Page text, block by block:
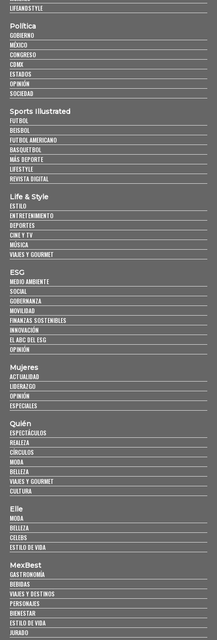
LIFEANDSTYLE
Política
GOBIERNO
MÉXICO
CONGRESO
CDMX
ESTADOS
OPINIÓN
SOCIEDAD
Sports Illustrated
FUTBOL
BEISBOL
FUTBOL AMERICANO
BASQUETBOL
MÁS DEPORTE
LIFESTYLE
REVISTA DIGITAL
Life & Style
ESTILO
ENTRETENIMIENTO
DEPORTES
CINE Y TV
MÚSICA
VIAJES Y GOURMET
ESG
MEDIO AMBIENTE
SOCIAL
GOBERNANZA
MOVILIDAD
FINANZAS SOSTENIBLES
INNOVACIÓN
EL ABC DEL ESG
OPINIÓN
Mujeres
ACTUALIDAD
LIDERAZGO
OPINIÓN
ESPECIALES
Quién
ESPECTÁCULOS
REALEZA
CÍRCULOS
MODA
BELLEZA
VIAJES Y GOURMET
CULTURA
Elle
MODA
BELLEZA
CELEBS
ESTILO DE VIDA
MexBest
GASTRONOMÍA
BEBIDAS
VIAJES Y DESTINOS
PERSONAJES
BIENESTAR
ESTILO DE VIDA
JURADO